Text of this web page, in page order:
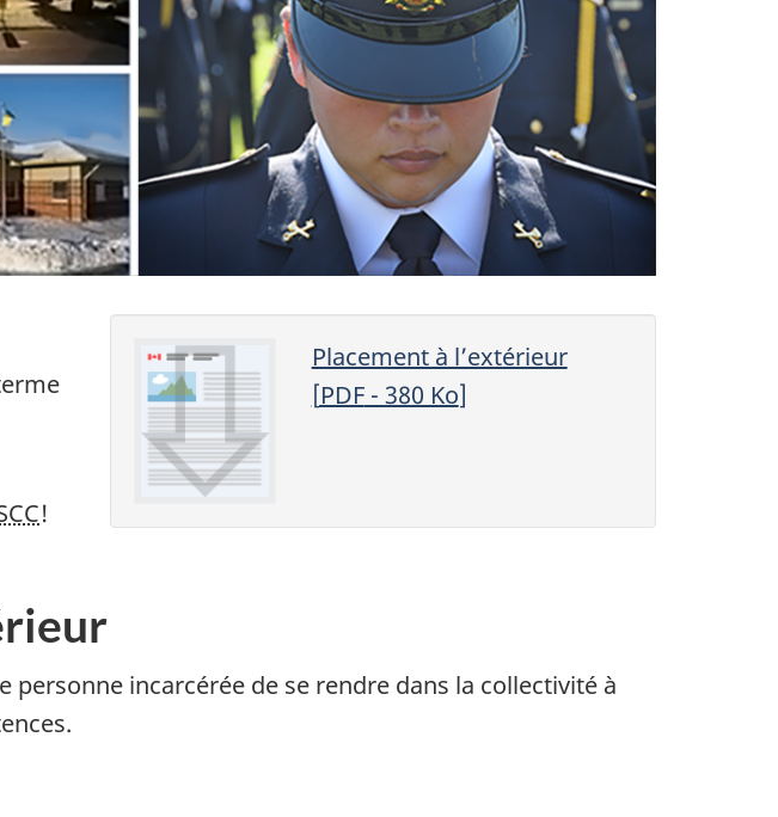
!
Placement à l’extérieur
[PDF- 380 Ko]
personne incarcérée de se rendre dans la collectivité à